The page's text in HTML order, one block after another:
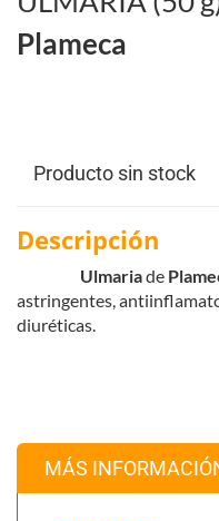
Plameca
Producto sin stock
Descripción
Ulmariade
astringentes,
diuréticas.
MÁS